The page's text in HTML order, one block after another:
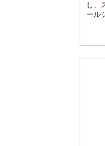
し、
ール
だ
ぷ
感じ